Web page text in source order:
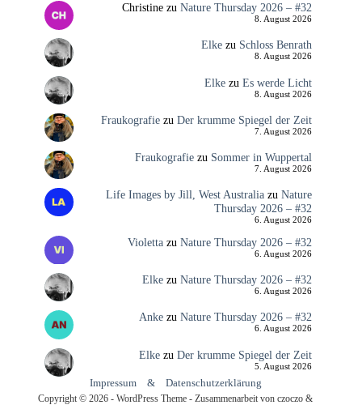
Christinezu Nature Thursday 2026 – #32
8. August 2026
Elkezu Schloss Benrath
8. August 2026
Elkezu Es werde Licht
8. August 2026
Fraukografiezu Der krumme Spiegel der Zeit
7. August 2026
Fraukografiezu Sommer in Wuppertal
7. August 2026
Life Images by Jill, West Australiazu Nature
Thursday 2026 – #32
6. August 2026
Violettazu Nature Thursday 2026 – #32
6. August 2026
Elkezu Nature Thursday 2026 – #32
6. August 2026
Ankezu Nature Thursday 2026 – #32
6. August 2026
Elkezu Der krumme Spiegel der Zeit
5. August 2026
Impressum & Datenschutzerklärung
Copyright © 2026 - WordPress Theme - Zusammenarbeit von czoczo &